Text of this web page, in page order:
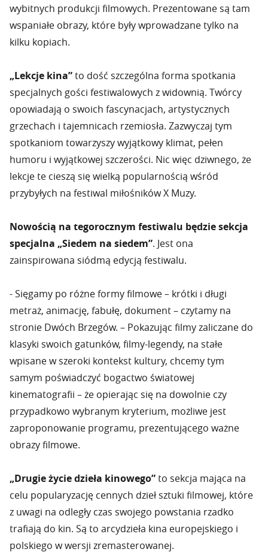
wybitnych produkcji filmowych. Prezentowane są tam
wspaniałe obrazy, które były wprowadzane tylko na
kilku kopiach.
„Lekcje kina”to dość szczególna forma spotkania
specjalnych gości festiwalowych z widownią. Twórcy
opowiadają o swoich fascynacjach, artystycznych
grzechach i tajemnicach rzemiosła. Zazwyczaj tym
spotkaniom towarzyszy wyjątkowy klimat, pełen
humoru i wyjątkowej szczerości. Nic więc dziwnego, że
lekcje te cieszą się wielką popularnością wśród
przybyłych na festiwal miłośników X Muzy.
Nowością na tegorocznym festiwalu będzie sekcja
specjalna „Siedem na siedem”. Jest ona
zainspirowana siódmą edycją festiwalu.
- Sięgamy po różne formy filmowe – krótki i długi
metraż, animację, fabułę, dokument – czytamy na
stronie Dwóch Brzegów. – Pokazując filmy zaliczane do
klasyki swoich gatunków, filmy-legendy, na stałe
wpisane w szeroki kontekst kultury, chcemy tym
samym poświadczyć bogactwo światowej
kinematografii – że opierając się na dowolnie czy
przypadkowo wybranym kryterium, możliwe jest
zaproponowanie programu, prezentującego ważne
obrazy filmowe.
„Drugie życie dzieła kinowego”to sekcja mająca na
celu popularyzację cennych dzieł sztuki filmowej, które
z uwagi na odległy czas swojego powstania rzadko
trafiają do kin. Są to arcydzieła kina europejskiego i
polskiego w wersji zremasterowanej.